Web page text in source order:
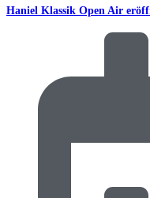
Haniel Klassik Open Air